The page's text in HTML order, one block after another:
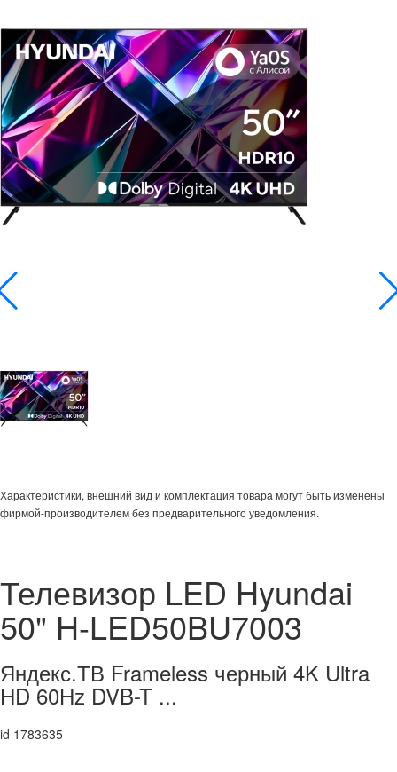
Характеристики, внешний вид и комплектация товара могут быть изменены
фирмой-производителем без предварительного уведомления.
Телевизор LED Hyundai
50" H-LED50BU7003
Яндекс.ТВ Frameless черный 4K Ultra
HD 60Hz DVB-T ...
id 1783635